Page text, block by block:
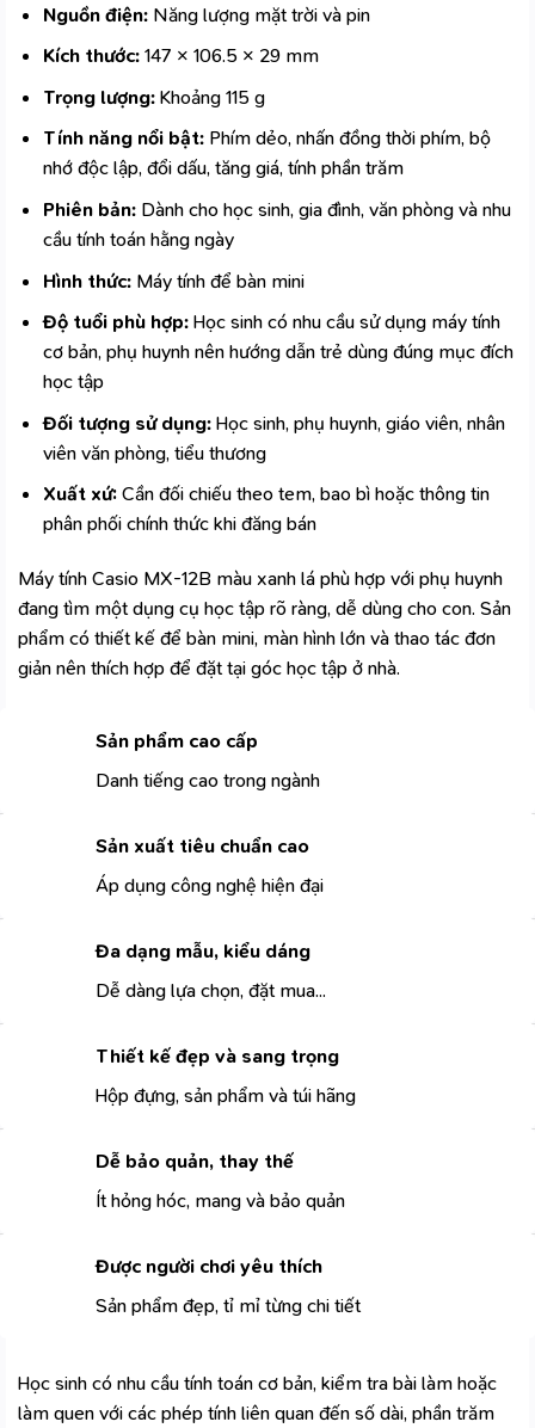
Nguồn điện:Năng lượng mặt trời và pin
Kích thước:147 × 106.5 × 29 mm
Trọng lượng:Khoảng 115 g
Tính năng nổi bật:Phím dẻo, nhấn đồng thời phím, bộ
nhớ độc lập, đổi dấu, tăng giá, tính phần trăm
Phiên bản:Dành cho học sinh, gia đình, văn phòng và nhu
cầu tính toán hằng ngày
Hình thức:Máy tính để bàn mini
Độ tuổi phù hợp:Học sinh có nhu cầu sử dụng máy tính
cơ bản, phụ huynh nên hướng dẫn trẻ dùng đúng mục đích
học tập
Đối tượng sử dụng:Học sinh, phụ huynh, giáo viên, nhân
viên văn phòng, tiểu thương
Xuất xứ:Cần đối chiếu theo tem, bao bì hoặc thông tin
phân phối chính thức khi đăng bán
Máy tính Casio MX-12B màu xanh lá phù hợp với phụ huynh
đang tìm một dụng cụ học tập rõ ràng, dễ dùng cho con. Sản
phẩm có thiết kế để bàn mini, màn hình lớn và thao tác đơn
giản nên thích hợp để đặt tại góc học tập ở nhà.
Sản phẩm cao cấp
Danh tiếng cao trong ngành
Sản xuất tiêu chuẩn cao
Áp dụng công nghệ hiện đại
Đa dạng mẫu, kiểu dáng
Dễ dàng lựa chọn, đặt mua...
Thiết kế đẹp và sang trọng
Hộp đựng, sản phẩm và túi hãng
Dễ bảo quản, thay thế
Ít hỏng hóc, mang và bảo quản
Được người chơi yêu thích
Sản phẩm đẹp, tỉ mỉ từng chi tiết
Học sinh có nhu cầu tính toán cơ bản, kiểm tra bài làm hoặc
làm quen với các phép tính liên quan đến số dài, phần trăm